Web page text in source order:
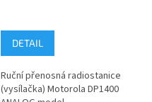
DETAIL
Ruční přenosná radiostanice
(vysílačka) Motorola DP1400